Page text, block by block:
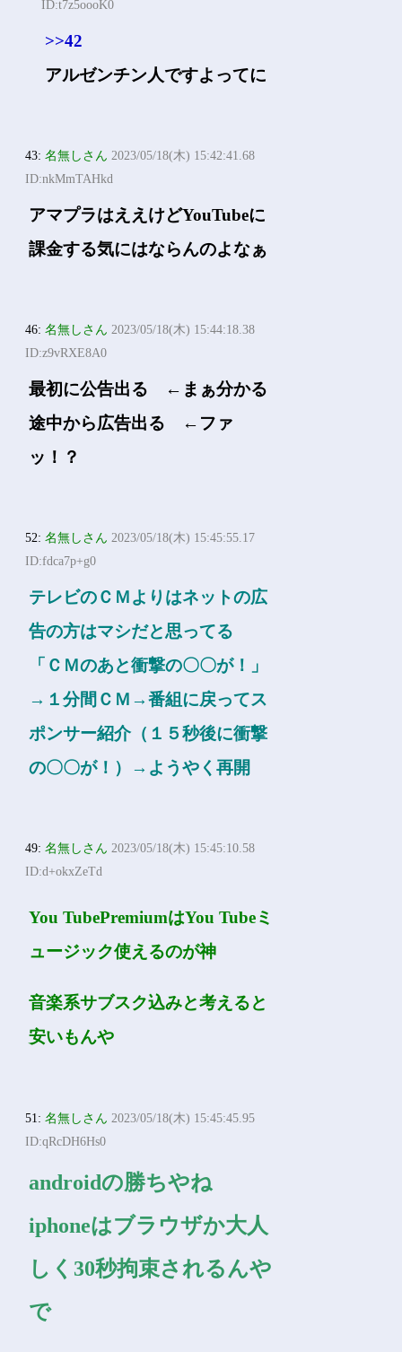
ID:t7z5oooK0
>>42
アルゼンチン人ですよってに
43:名無しさん 2023/05/18(木) 15:42:41.68
ID:nkMmTAHkd
アマプラはええけどYouTubeに
課金する気にはならんのよなぁ
46:名無しさん 2023/05/18(木) 15:44:18.38
ID:z9vRXE8A0
最初に公告出る ←まぁ分かる
途中から広告出る ←ファ
ッ！？
52:名無しさん 2023/05/18(木) 15:45:55.17
ID:fdca7p+g0
テレビのＣＭよりはネットの広
告の方はマシだと思ってる
「ＣＭのあと衝撃の〇〇が！」
→１分間ＣＭ→番組に戻ってス
ポンサー紹介（１５秒後に衝撃
の〇〇が！）→ようやく再開
49:名無しさん 2023/05/18(木) 15:45:10.58
ID:d+okxZeTd
You TubePremiumはYou Tubeミ
ュージック使えるのが神
音楽系サブスク込みと考えると
安いもんや
51:名無しさん 2023/05/18(木) 15:45:45.95
ID:qRcDH6Hs0
androidの勝ちやね
iphoneはブラウザか大人
しく30秒拘束されるんや
で